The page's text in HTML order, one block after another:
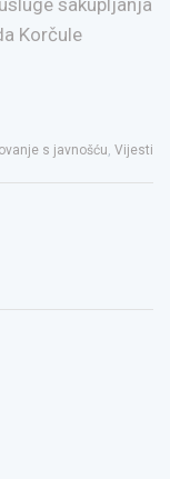
sakupljanja
Korčule
s javnošću, Vijesti